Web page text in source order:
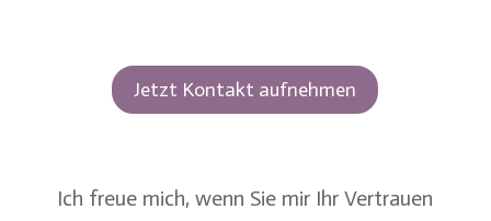
Jetzt Kontakt aufnehmen
Ich freue mich, wenn Sie mir Ihr Vertrauen